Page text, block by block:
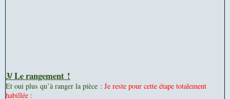
3/ Le rangement !
Et oui plus qu’à ranger la pièce : Je reste pour cette étape totalement
habillée :